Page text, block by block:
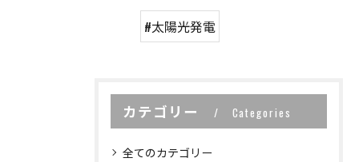
#太陽光発電
カテゴリー Categories
全てのカテゴリー